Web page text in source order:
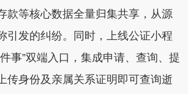
款等核心数据全量归集共享，从源
引发的纠纷。同时，上线公证小程
事”双端入口，集成申请、查询、提
传身份及亲属关系证明即可查询逝